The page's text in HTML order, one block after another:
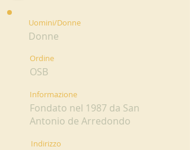
Uomini/Donne
Donne
Ordine
OSB
Informazione
Fondato nel 1987 da San
Antonio de Arredondo
Indirizzo